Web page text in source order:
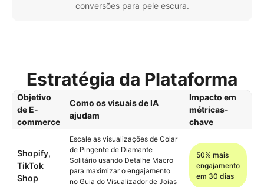
conversões para pele escura.
Estratégia da Plataforma
Objetivo
de E-
commerce
Como os visuais de IA
ajudam
Impacto em
métricas-
chave
Shopify,
TikTok
Shop
Escale as visualizações de Colar
de Pingente de Diamante
Solitário usando Detalhe Macro
para maximizar o engajamento
no Guia do Visualizador de Joias
50% mais
engajamento
em 30 dias